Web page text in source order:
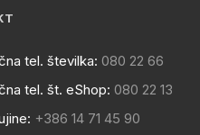
tel. številka: 080 22 66
tel. št. eShop: 080 22 13
+386 14 71 45 90